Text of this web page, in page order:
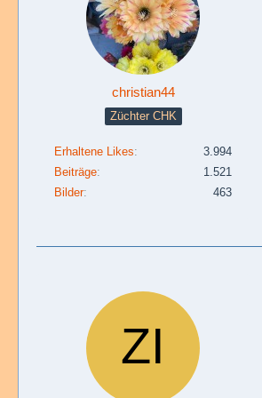
christian44
Züchter CHK
Erhaltene Likes
3.994
Beiträge
1.521
Bilder
463